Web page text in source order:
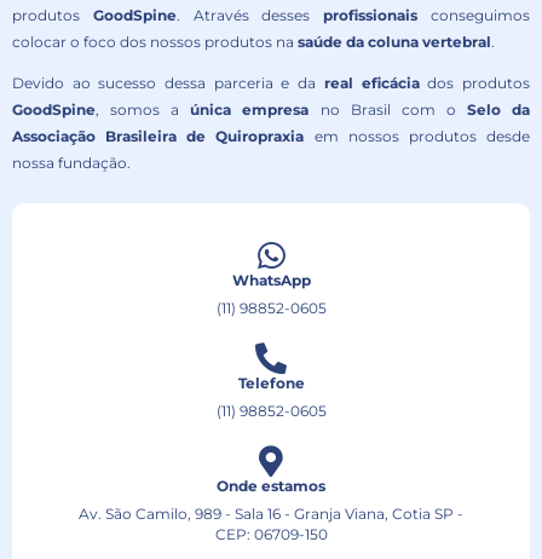
produtos GoodSpine. Através dessesprofissionais conseguimos
colocar o foco dos nossos produtos na saúde da coluna vertebral.
Devido ao sucesso dessa parceria e da real eficáciados produtos
GoodSpine, somos aúnica empresa no Brasil com o Selo da
Associação Brasileira de Quiropraxia em nossos produtos desde
nossa fundação.
WhatsApp
(11) 98852-0605
Telefone
(11) 98852-0605
Onde estamos
Av. São Camilo, 989 - Sala 16 - Granja Viana, Cotia SP -
CEP: 06709-150